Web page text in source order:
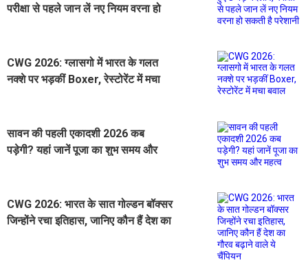
परीक्षा से पहले जान लें नए नियम वरना हो
CWG 2026: ग्लासगो में भारत के गलत
नक्शे पर भड़कीं Boxer, रेस्टोरेंट में मचा
सावन की पहली एकादशी 2026 कब
पड़ेगी? यहां जानें पूजा का शुभ समय और
CWG 2026: भारत के सात गोल्डन बॉक्सर
जिन्होंने रचा इतिहास, जानिए कौन हैं देश का